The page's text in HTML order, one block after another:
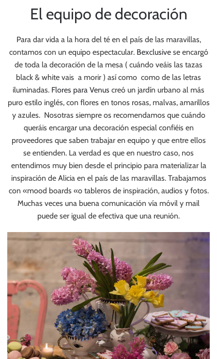
El equipo de decoración
Para dar vida a la hora del té en el país de las maravillas,
contamos con un equipo espectacular.Bexclusivese encargó
de toda la decoración de la mesa ( cuándo veáis las tazas
black & white vais a morir ) así como como de las letras
iluminadas. Flores para Venus creó un jardín urbano al más
puro estilo inglés, con flores en tonos rosas, malvas, amarillos
y azules. Nosotras siempre os recomendamos que cuándo
queráis encargar una decoración especial confiéis en
proveedores que saben trabajar en equipo y que entre ellos
se entienden. La verdad es que en nuestro caso, nos
entendimos muy bien desde el principio para materializar la
inspiración de Alicia en el país de las maravillas. Trabajamos
con «mood boards «o tableros de inspiración, audios y fotos.
Muchas veces una buena comunicación vía móvil y mail
puede ser igual de efectiva que una reunión.